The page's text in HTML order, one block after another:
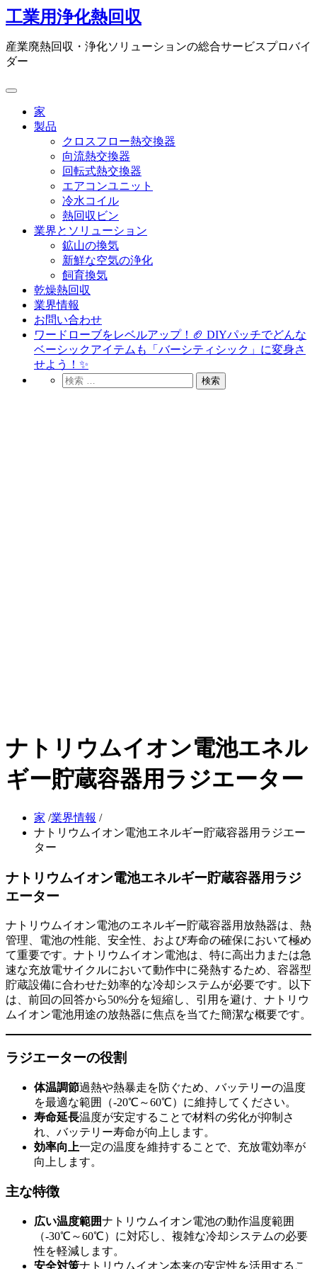
コ
ン
テ
ン
ツ
に
工業用浄化熱回収
産業廃熱回収・浄化ソリューションの総合サービスプロバイ
ダー
家
製品
クロスフロー熱交換器
向流熱交換器
回転式熱交換器
エアコンユニット
冷水コイル
熱回収ビン
業界とソリューション
鉱山の換気
新鮮な空気の浄化
飼育換気
乾燥熱回収
業界情報
お問い合わせ
ワードローブをレベルアップ！🏈 DIYパッチでどんな
ベーシックアイテムも「バーシティシック」に変身さ
せよう！✨
ナトリウムイオン電池エネル
ギー貯蔵容器用ラジエーター
家 /業界情報 /
ナトリウムイオン電池エネルギー貯蔵容器用ラジエー
ター
ナトリウムイオン電池エネルギー貯蔵容器用ラジ
エーター
ナトリウムイオン電池のエネルギー貯蔵容器用放熱器は、熱
管理、電池の性能、安全性、および寿命の確保において極め
て重要です。ナトリウムイオン電池は、特に高出力または急
速な充放電サイクルにおいて動作中に発熱するため、容器型
貯蔵設備に合わせた効率的な冷却システムが必要です。以下
は、前回の回答から50%分を短縮し、引用を避け、ナトリウ
ムイオン電池用途の放熱器に焦点を当てた簡潔な概要です。
ラジエーターの役割
体温調節過熱や熱暴走を防ぐため、バッテリーの温度
を最適な範囲（-20℃～60℃）に維持してください。
寿命延長温度が安定することで材料の劣化が抑制さ
れ、バッテリー寿命が向上します。
効率向上一定の温度を維持することで、充放電効率が
向上します。
主な特徴
広い温度範囲ナトリウムイオン電池の動作温度範囲
（-30℃～60℃）に対応し、複雑な冷却システムの必要
性を軽減します。
安全対策ナトリウムイオン本来の安定性を活用するこ